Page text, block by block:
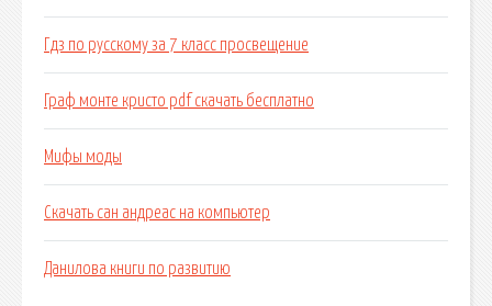
Гдз по русскому за 7 класс просвещение
Граф монте кристо pdf скачать бесплатно
Мифы моды
Скачать сан андреас на компьютер
Данилова книги по развитию